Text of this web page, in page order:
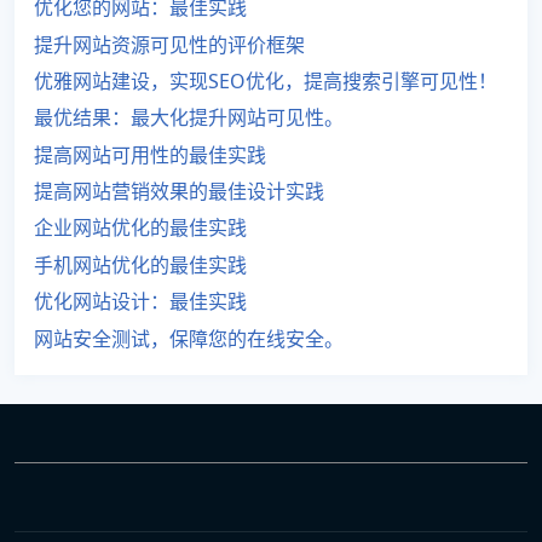
优化您的网站：最佳实践
提升网站资源可见性的评价框架
优雅网站建设，实现SEO优化，提高搜索引擎可见性！
最优结果：最大化提升网站可见性。
提高网站可用性的最佳实践
提高网站营销效果的最佳设计实践
企业网站优化的最佳实践
手机网站优化的最佳实践
优化网站设计：最佳实践
网站安全测试，保障您的在线安全。